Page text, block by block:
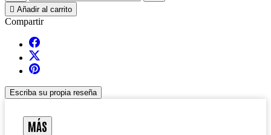
 Añadir al carrito
Compartir
Escriba su propia reseña
MÁS